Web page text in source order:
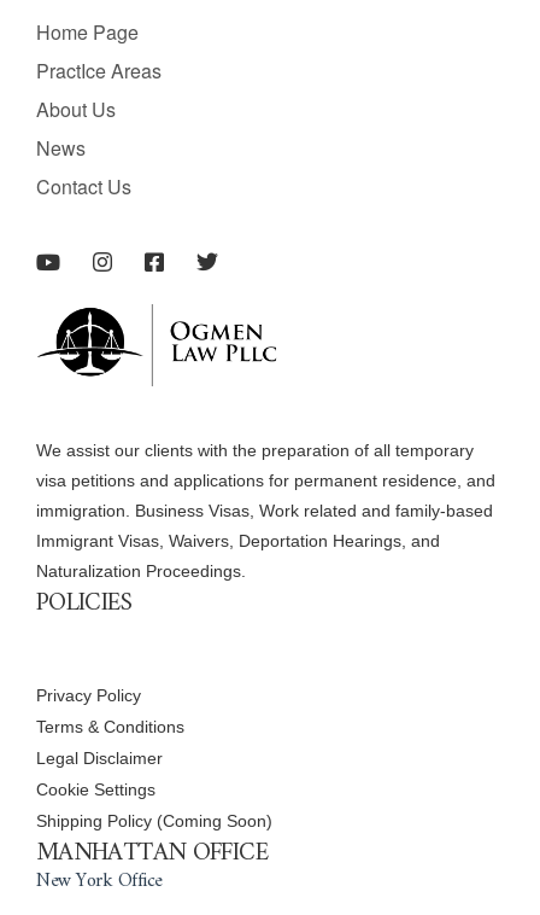
Home Page
PractIce Areas
About Us
News
Contact Us
We assist our clients with the preparation of all temporary
visa petitions and applications for permanent residence, and
immigration. Business Visas, Work related and family-based
Immigrant Visas, Waivers, Deportation Hearings, and
Naturalization Proceedings.
POLICIES
Privacy Policy
Terms & Conditions
Legal Disclaimer
Cookie Settings
Shipping Policy (Coming Soon)
MANHATTAN OFFICE
New York Office